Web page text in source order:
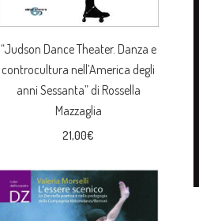
“Judson Dance Theater. Danza e
controcultura nell’America degli
anni Sessanta” di Rossella
Mazzaglia
21,00€